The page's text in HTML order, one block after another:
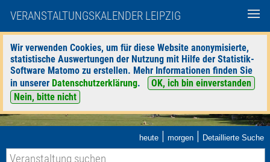
VERANSTALTUNGSKALENDER LEIPZIG
Wir verwenden Cookies, um für diese Website anonymisierte,
statistische Auswertungen der Nutzung mit Hilfe der Statistik-
Software Matomo zu erstellen. Mehr Informationen finden Sie
in unserer Datenschutzerklärung.
OK, ich bin einverstanden
Nein, bitte nicht
heute | morgen | Detaillierte Suche